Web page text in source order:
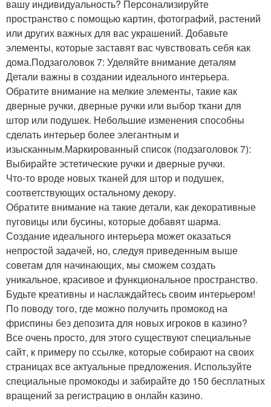
вашу индивидуальность? Персонализируйте
пространство с помощью картин, фотографий, растений
или других важных для вас украшений. Добавьте
элементы, которые заставят вас чувствовать себя как
дома.Подзаголовок 7: Уделяйте внимание деталям
Детали важны в создании идеального интерьера.
Обратите внимание на мелкие элементы, такие как
дверные ручки, дверные ручки или выбор ткани для
штор или подушек. Небольшие изменения способны
сделать интерьер более элегантным и
изысканным.Маркированный список (подзаголовок 7):
Выбирайте эстетические ручки и дверные ручки.
Что-то вроде новых тканей для штор и подушек,
соответствующих остальному декору.
Обратите внимание на такие детали, как декоративные
пуговицы или бусины, которые добавят шарма.
Создание идеального интерьера может оказаться
непростой задачей, но, следуя приведенным выше
советам для начинающих, мы сможем создать
уникальное, красивое и функциональное пространство.
Будьте креативны и наслаждайтесь своим интерьером!
По поводу того, где можно получить промокод на
фриспины без депозита для новых игроков в казино?
Все очень просто, для этого существуют специальные
сайт, к примеру по ссылке, которые собирают на своих
страницах все актуальные предложения. Используйте
специальные промокоды и забирайте до 150 бесплатных
вращений за регистрацию в онлайн казино.